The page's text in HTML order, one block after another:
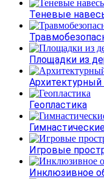
Теневые
Площадки из
Архитектурный
Геопластика
Игровые
Инклюзивное